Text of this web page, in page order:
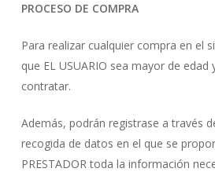
PROCESO DE COMPRA
Para realizar cualquier compra en el
que EL USUARIO sea mayor de edad
contratar.
Además, podrán registrase a través
recogida de datos en el que se
PRESTADOR toda la información